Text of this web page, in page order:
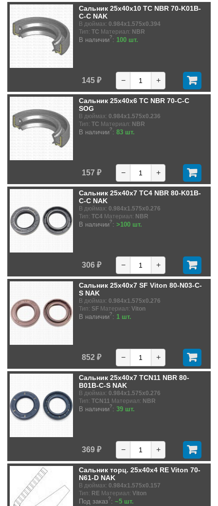
Сальник 25x40x10 TC NBR 70-K01B-
C-C NAK
В дюймах: 0.984x1.575x0.394
Тип: TC Материал: NBR
В наличии?: 100 шт.
145 ₽ − +
Сальник 25x40x6 TC NBR 70-C-C
SOG
В дюймах: 0.984x1.575x0.236
Тип: TC Материал: NBR
В наличии?: 83 шт.
157 ₽ − +
Сальник 25x40x7 TC4 NBR 80-K01B-
C-C NAK
В дюймах: 0.984x1.575x0.276
Тип: TC4 Материал: NBR
В наличии?: >100 шт.
306 ₽ − +
Сальник 25x40x7 SF Viton 80-N03-C-
S NAK
В дюймах: 0.984x1.575x0.276
Тип: SF Материал: Viton
В наличии?: 1 шт.
852 ₽ − +
Сальник 25x40x7 TCN11 NBR 80-
B01B-C-S NAK
В дюймах: 0.984x1.575x0.276
Тип: TCN11 Материал: NBR
В наличии?: 39 шт.
369 ₽ − +
Сальник торц. 25x40x4 RE Viton 70-
N61-D NAK
В дюймах: 0.984x1.575x0.157
Тип: RE Материал: Viton
Под заказ?: ~5 шт.